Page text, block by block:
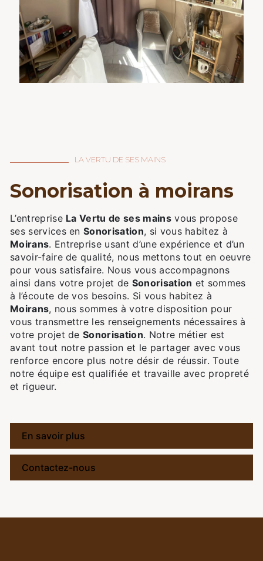
LA VERTU DE SES MAINS
sonorisation à moirans
L’entreprise La Vertu de ses mainsvous propose
ses services enSonorisation, si vous habitez à
Moirans. Entreprise usant d’une expérience et d’un
savoir-faire de qualité, nous mettons tout en oeuvre
pour vous satisfaire. Nous vous accompagnons
ainsi dans votre projet de Sonorisation et sommes
à l’écoute de vos besoins. Si vous habitez à
Moirans, nous sommes à votre disposition pour
vous transmettre les renseignements nécessaires à
votre projet deSonorisation. Notre métier est
avant tout notre passion et le partager avec vous
renforce encore plus notre désir de réussir. Toute
notre équipe est qualifiée et travaille avec propreté
et rigueur.
En savoir plus
Contactez-nous